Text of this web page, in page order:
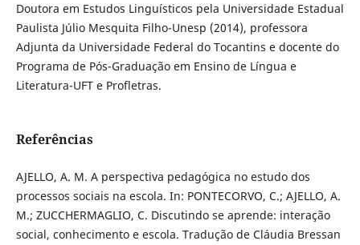
Doutora em Estudos Linguísticos pela Universidade Estadual
Paulista Júlio Mesquita Filho-Unesp (2014), professora
Adjunta da Universidade Federal do Tocantins e docente do
Programa de Pós-Graduação em Ensino de Língua e
Literatura-UFT e Profletras.
Referências
AJELLO, A. M. A perspectiva pedagógica no estudo dos
processos sociais na escola. In: PONTECORVO, C.; AJELLO, A.
M.; ZUCCHERMAGLIO, C. Discutindo se aprende: interação
social, conhecimento e escola. Tradução de Cláudia Bressan